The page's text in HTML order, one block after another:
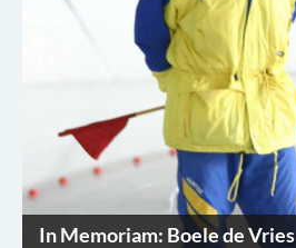
In Memoriam: Boele de Vries